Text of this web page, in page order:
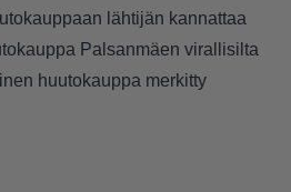
lähtijän kannattaa
Palsanmäen virallisilta
huutokauppa merkitty